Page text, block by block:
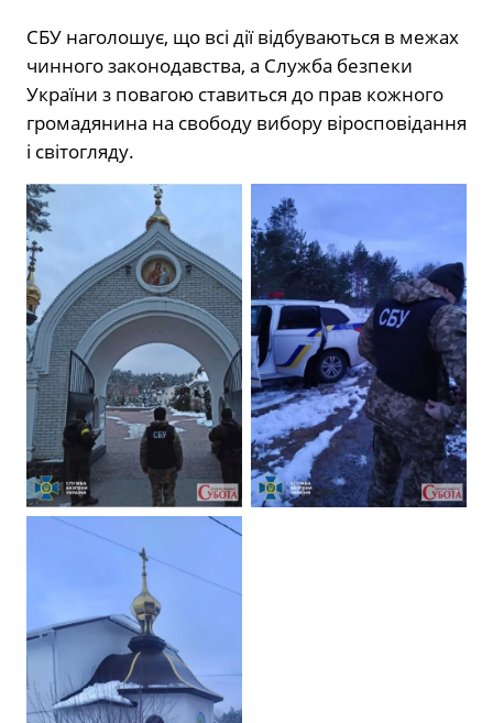
СБУ наголошує, що всі дії відбуваються в межах
чинного законодавства, а Служба безпеки
України з повагою ставиться до прав кожного
громадянина на свободу вибору віросповідання
і світогляду.